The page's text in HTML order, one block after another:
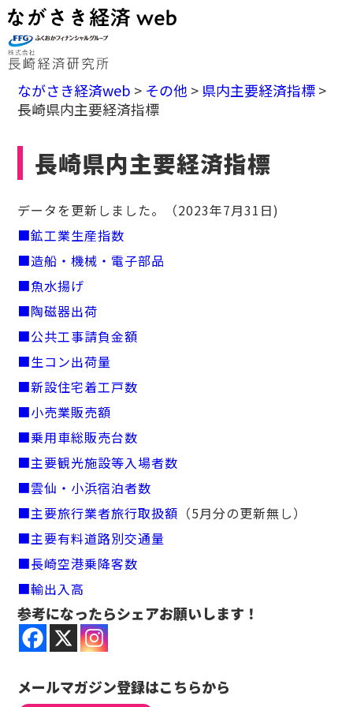
ながさき経済web > その他 > 県内主要経済指標>
長崎県内主要経済指標
長崎県内主要経済指標
データを更新しました。（2023年7月31日)
■鉱工業生産指数
■造船・機械・電子部品
■魚水揚げ
■陶磁器出荷
■公共工事請負金額
■生コン出荷量
■新設住宅着工戸数
■小売業販売額
■乗用車総販売台数
■主要観光施設等入場者数
■雲仙・小浜宿泊者数
■主要旅行業者旅行取扱額 （5月分の更新無し）
■主要有料道路別交通量
■長崎空港乗降客数
■輸出入高
参考になったらシェアお願いします！
メールマガジン登録はこちらから